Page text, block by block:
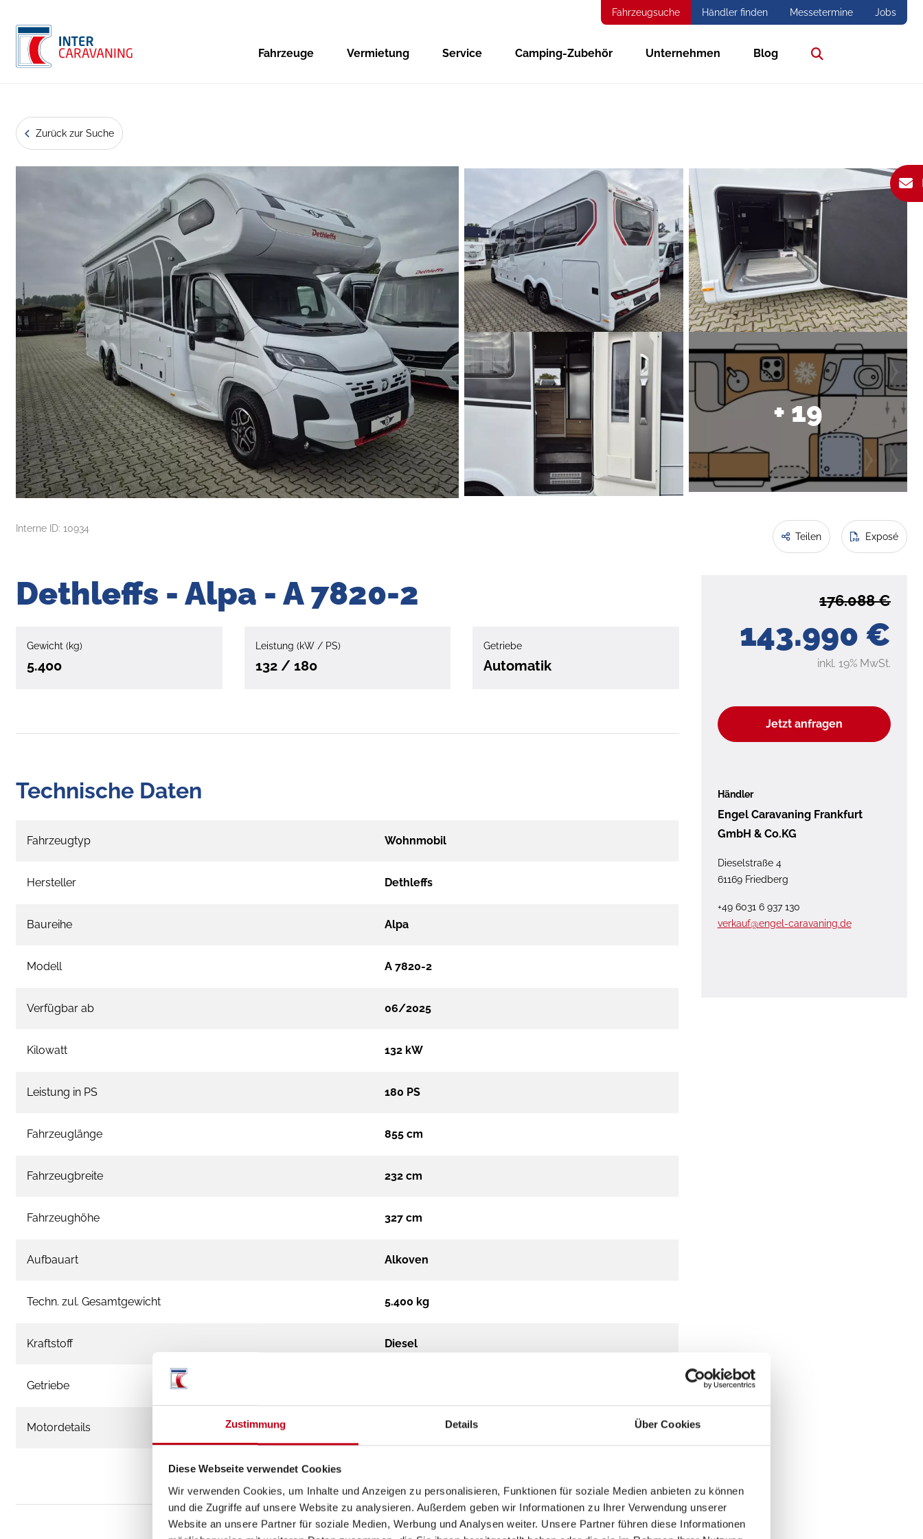
Zustimmung Details Über Cookies
Diese Webseite verwendet Cookies
Wir verwenden Cookies, um Inhalte und Anzeigen zu personalisieren, Funktionen für soziale Medien anbieten zu können
und die Zugriffe auf unsere Website zu analysieren. Außerdem geben wir Informationen zu Ihrer Verwendung unserer
Website an unsere Partner für soziale Medien, Werbung und Analysen weiter. Unsere Partner führen diese Informationen
Fahrzeugsuche Händler finden Messetermine Jobs
Fahrzeuge Vermietung Service Camping-Zubehör Unternehmen Blog
Zurück zur Suche
+ 19
Interne ID: 10934
Teilen Exposé
143.990 €
176.088 €
inkl. 19% MwSt.
Jetzt anfragen
Händler
Engel Caravaning Frankfurt
GmbH & Co.KG
Dieselstraße 4
61169 Friedberg
+49 6031 6 937 130
verkauf@engel-caravaning.de
Dethleffs - Alpa - A 7820-2
Gewicht (kg)
5.400
Leistung (kW / PS)
132 / 180
Getriebe
Automatik
Technische Daten
Fahrzeugtyp Wohnmobil
Hersteller Dethleffs
Baureihe Alpa
Modell A 7820-2
Verfügbar ab 06/2025
Kilowatt 132 kW
Leistung in PS 180 PS
Fahrzeuglänge 855 cm
Fahrzeugbreite 232 cm
Fahrzeughöhe 327 cm
Aufbauart Alkoven
Techn. zul. Gesamtgewicht 5.400 kg
Kraftstoff Diesel
Getriebe
Motordetails 180 MultiJet 3 Power